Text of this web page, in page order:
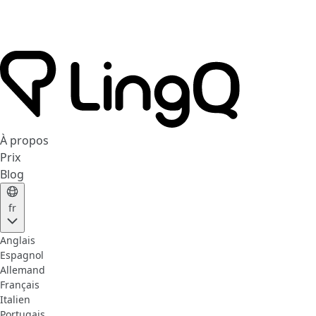
À propos
Prix
Blog
fr
Anglais
Espagnol
Allemand
Français
Italien